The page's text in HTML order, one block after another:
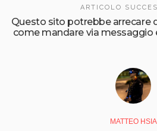
ARTICOLO
Questo sito potrebbe arrecare
come mandare via messaggio
MATTEO HSIA